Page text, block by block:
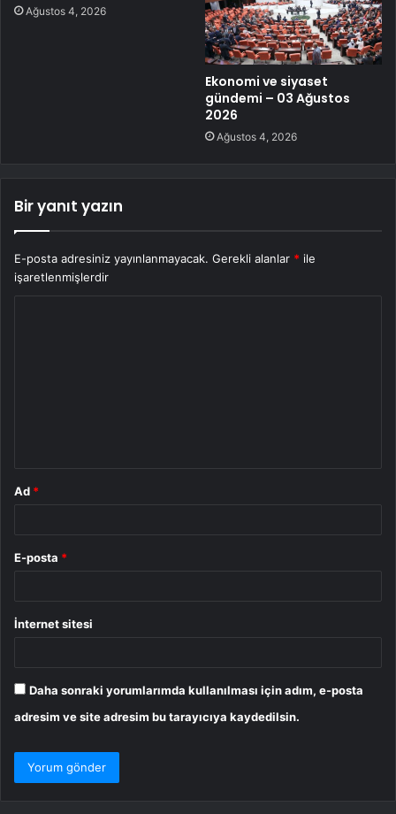
Ağustos 4, 2026
Ekonomi ve siyaset
gündemi – 03 Ağustos
2026
Ağustos 4, 2026
Bir yanıt yazın
E-posta adresiniz yayınlanmayacak. Gerekli alanlar * ile
işaretlenmişlerdir
Ad *
E-posta *
İnternet sitesi
Daha sonraki yorumlarımda kullanılması için adım, e-posta
adresim ve site adresim bu tarayıcıya kaydedilsin.